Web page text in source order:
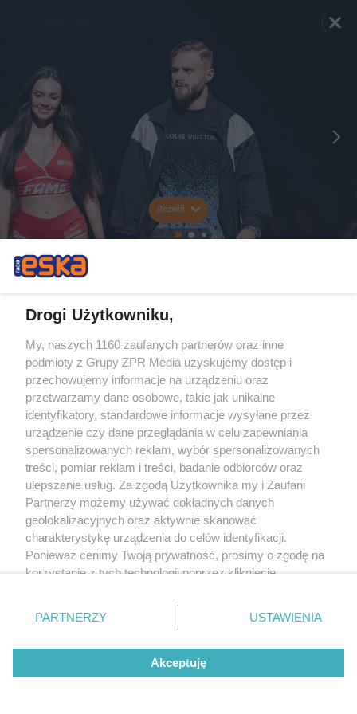
Rozwiń
Drogi Użytkowniku,
My, naszych 1160 zaufanych partnerów oraz inne
podmioty z Grupy ZPR Media uzyskujemy dostęp i
przechowujemy informacje na urządzeniu oraz
przetwarzamy dane osobowe, takie jak unikalne
identyfikatory, standardowe informacje wysyłane przez
urządzenie czy dane przeglądania w celu zapewniania
spersonalizowanych reklam, wybór spersonalizowanych
treści, pomiar reklam i treści, badanie odbiorców oraz
ulepszanie usług. Za zgodą Użytkownika my i Zaufani
Partnerzy możemy używać dokładnych danych
geolokalizacyjnych oraz aktywnie skanować
charakterystykę urządzenia do celów identyfikacji.
Ponieważ cenimy Twoją prywatność, prosimy o zgodę na
korzystanie z tych technologii poprzez kliknięcie
zmienić/wycofać klikając przycisk ustawień prywatności
znajdujący się w lewym dolnym rogu strony
rodzaje przetwarzania danych nie wymagają zgody
użytkownika, ale masz prawo sprzeciwić się takiemu
przetwarzaniu. Preferencje będą miały zastosowanie tylko
PARTNERZY USTAWIENIA
Akceptuję